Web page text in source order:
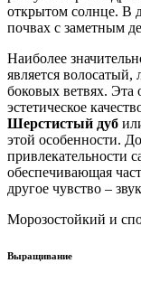
открытом солнце. В
почвах с заметным
Наиболее
является
боковых ветвях. Эта
эстетическое
Шерстистый дуб
этой особенности.
привлекательности
обеспечивающая
другое чувство –
Морозостойкий и
Выращивание